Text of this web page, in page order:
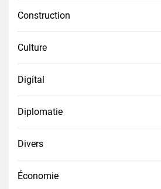
Construction
Culture
Digital
Diplomatie
Divers
Économie